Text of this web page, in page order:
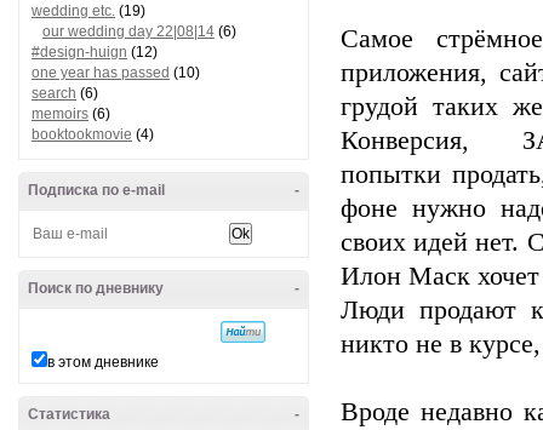
wedding etc. (19)
our wedding day 22|08|14 (6)
#design-huign (12)
one year has passed (10)
search (6)
memoirs (6)
booktookmovie (4)
-
Подписка по e-mail
-
Поиск по дневнику
в этом дневнике
-
Статистика
Самое
приложения,
грудой таких
Конверсия,
попытки
фоне нужно
своих идей нет.
Илон Маск хочет
Люди продают
никто не в
Вроде недавно